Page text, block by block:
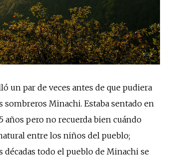
un par de veces antes de que pudiera
Minachi. Estaba sentado en
años pero no recuerda bien cuándo
entre los niños del pueblo;
décadas todo el pueblo de Minachi se